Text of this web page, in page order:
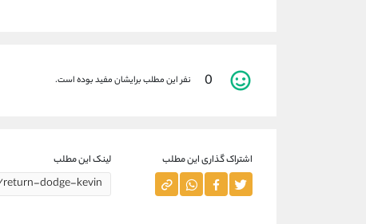
0 نفر این مطلب برایشان مفید بوده است.
اشتراک گذاری این مطلب لینک این مطلب